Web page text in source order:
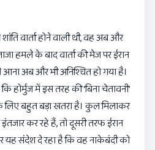
वार्ता होने वाली थी, वह अब और
हमले के बाद वार्ता की मेज पर ईरान
अब और भी अनिश्चित हो गया है।
होर्मुज में इस तरह की ‘बिना चेतावनी’
के लिए बहुत बड़ा खतरा है। कुल मिलाकर
कर रहे हैं, तो दूसरी तरफ ईरान
यह संदेश दे रहा है कि वह नाकेबंदी को